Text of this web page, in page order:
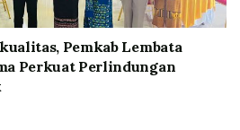
Pemkab Lembata
Perkuat Perlindungan